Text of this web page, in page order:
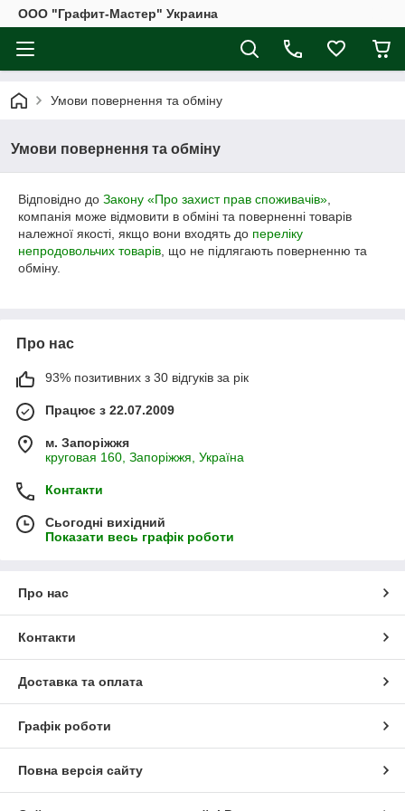
ООО "Графит-Мастер" Украина
Умови повернення та обміну
Умови повернення та обміну
Відповідно до Закону «Про захист прав споживачів»
компанія може відмовити в обміні та поверненні товарів
належної якості, якщо вони входять до переліку
непродовольчих товарів , що не підлягають поверненню та
обміну.
Про нас
93% позитивних з 30 відгуків за рік
Працює з 22.07.2009
м. Запоріжжя
круговая 160, Запоріжжя, Україна
Контакти
Сьогодні вихідний
Показати весь графік роботи
Про нас
Контакти
Доставка та оплата
Графік роботи
Повна версія сайту